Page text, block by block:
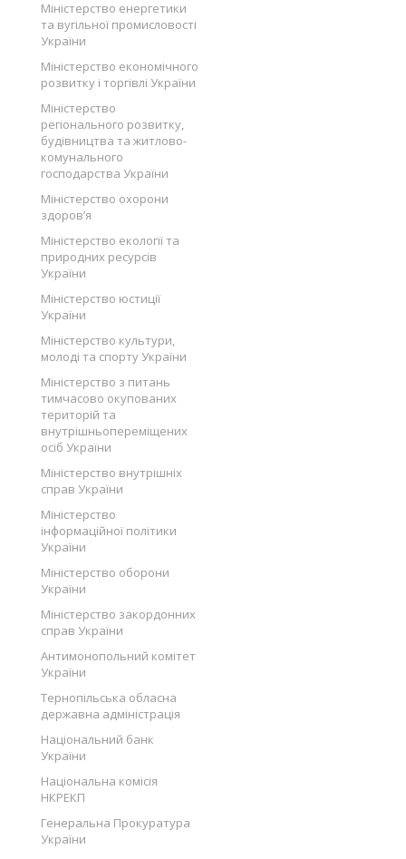
Міністерство енергетики
та вугільної промисловості
України
Міністерство економічного
розвитку і торгівлі України
Міністерство
регіонального розвитку,
будівництва та житлово-
комунального
господарства України
Міністерство охорони
здоров’я
Міністерство екології та
природних ресурсів
України
Міністерство юстиції
України
Міністерство культури,
молоді та спорту України
Міністерство з питань
тимчасово окупованих
територій та
внутрішньопереміщених
осіб України
Міністерство внутрішніх
справ України
Міністерство
інформаційної політики
України
Міністерство оборони
України
Міністерство закордонних
справ України
Антимонопольний комітет
України
Тернопільська обласна
державна адміністрація
Національний банк
України
Національна комісія
НКРЕКП
Генеральна Прокуратура
України